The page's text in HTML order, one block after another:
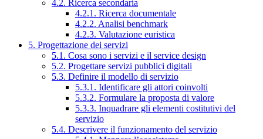
4.2. Ricerca secondaria
4.2.1. Ricerca documentale
4.2.2. Analisi benchmark
4.2.3. Valutazione euristica
5. Progettazione dei servizi
5.1. Cosa sono i servizi e il service design
5.2. Progettare servizi pubblici digitali
5.3. Definire il modello di servizio
5.3.1. Identificare gli attori coinvolti
5.3.2. Formulare la proposta di valore
5.3.3. Inquadrare gli elementi costitutivi del
servizio
5.4. Descrivere il funzionamento del servizio